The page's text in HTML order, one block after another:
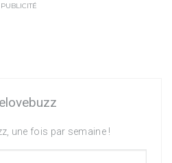
PUBLICITÉ
une fois par semaine !